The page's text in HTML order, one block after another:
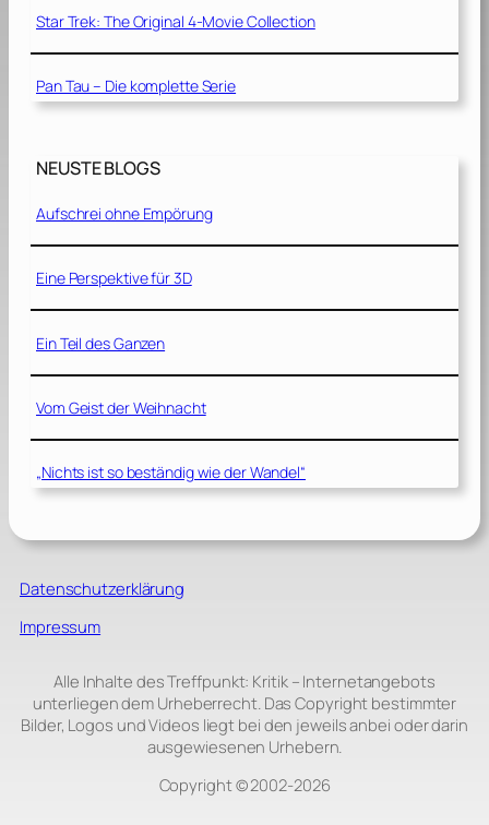
Star Trek: The Original 4-Movie Collection
Pan Tau – Die komplette Serie
NEUSTE BLOGS
Aufschrei ohne Empörung
Eine Perspektive für 3D
Ein Teil des Ganzen
Vom Geist der Weihnacht
„Nichts ist so beständig wie der Wandel“
Datenschutzerklärung
Impressum
Alle Inhalte des Treffpunkt: Kritik – Internetangebots
unterliegen dem Urheberrecht. Das Copyright bestimmter
Bilder, Logos und Videos liegt bei den jeweils anbei oder darin
ausgewiesenen Urhebern.
Copyright © 2002‑2026